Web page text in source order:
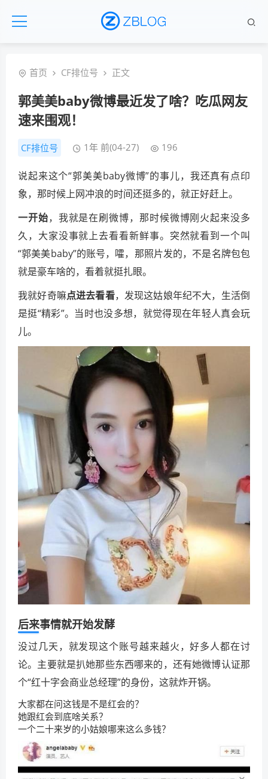
首页 CF排位号 正文
郭美美baby微博最近发了啥？吃瓜网友
速来围观！
CF排位号 1年 前(04-27) 196
说起来这个“郭美美baby微博”的事儿，我还真有点印
象，那时候上网冲浪的时间还挺多的，就正好赶上。
一开始，我就是在刷微博，那时候微博刚火起来没多
久，大家没事就上去看看新鲜事。突然就看到一个叫
“郭美美baby”的账号，嚯，那照片发的，不是名牌包包
就是豪车啥的，看着就挺扎眼。
我就好奇嘛点进去看看，发现这姑娘年纪不大，生活倒
是挺“精彩”。当时也没多想，就觉得现在年轻人真会玩
儿。
后来事情就开始发酵
没过几天，就发现这个账号越来越火，好多人都在讨
论。主要就是扒她那些东西哪来的，还有她微博认证那
个“红十字会商业总经理”的身份，这就炸开锅。
大家都在问这钱是不是红会的？
她跟红会到底啥关系？
一个二十来岁的小姑娘哪来这么多钱？